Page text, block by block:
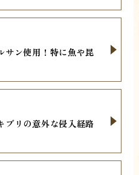
サン使用！特に魚や昆
ブリの意外な侵入経路